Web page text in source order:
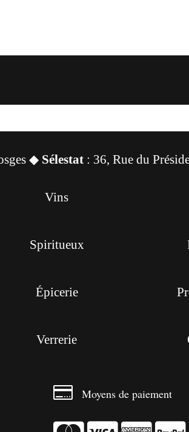
◆ Sélestat : 36, Rue du
Vins
Spiritueux
Épicerie
Verrerie
 Moyens de paiement